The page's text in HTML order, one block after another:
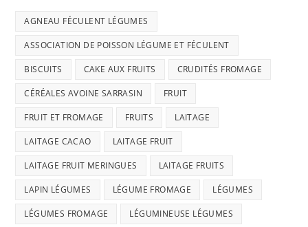
AGNEAU FÉCULENT LÉGUMES
ASSOCIATION DE POISSON LÉGUME ET FÉCULENT
BISCUITS CAKE AUX FRUITS CRUDITÉS FROMAGE
CÉRÉALES AVOINE SARRASIN FRUIT
FRUIT ET FROMAGE FRUITS LAITAGE
LAITAGE CACAO LAITAGE FRUIT
LAITAGE FRUIT MERINGUES LAITAGE FRUITS
LAPIN LÉGUMES LÉGUME FROMAGE LÉGUMES
LÉGUMES FROMAGE LÉGUMINEUSE LÉGUMES